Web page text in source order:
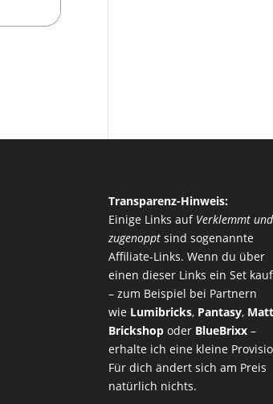
Transparenz-Hinweis:
Einige Links auf Verklemmt und
zugenoppt sind sogenannte
Affiliate-Links. Wenn du über
einen dieser Links ein Set
– zum Beispiel bei Partnern
wie Lumibricks, Pantasy,
Brickshop oder BlueBrixx –
erhalte ich eine kleine
Für dich ändert sich am Preis
natürlich nichts.